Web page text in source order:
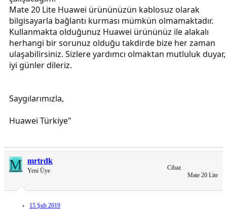
Mate 20 Lite Huawei ürününüzün kablosuz olarak
bilgisayarla bağlantı kurması mümkün olmamaktadır.
Kullanmakta olduğunuz Huawei ürününüz ile alakalı
herhangi bir sorunuz olduğu takdirde bize her zaman
ulaşabilirsiniz. Sizlere yardımcı olmaktan mutluluk duyar,
iyi günler dileriz.
Saygılarımızla,
Huawei Türkiye"
M mrtrdk
Yeni Üye
Cihaz
Mate 20 Lite
15 Şub 2019